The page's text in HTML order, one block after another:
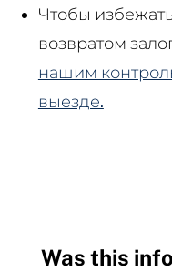
Чтобы
возвратом
нашим
выезде.
Was this